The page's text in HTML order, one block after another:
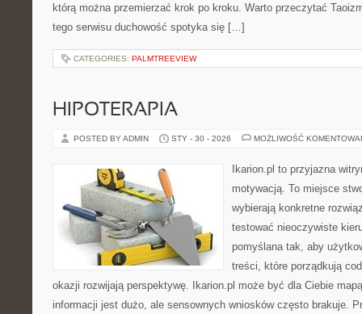
którą można przemierzać krok po kroku. Warto przeczytać
tego serwisu duchowość spotyka się […]
CATEGORIES: PALMTREEVIEW
HIPOTERAPIA
POSTED BY ADMIN STY - 30 - 2026 MOŻLIWOŚĆ
Ikarion.pl to przyjazna
motywacją. To miejsce
wybierają konkretne
testować nieoczywiste
pomyślana tak, aby
treści, które porządkują
okazji rozwijają perspektywę. Ikarion.pl może być dla Ciebie
informacji jest dużo, ale sensownych wniosków często brakuje.